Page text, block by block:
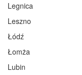
Legnica
Leszno
Łódź
Łomża
Lubin